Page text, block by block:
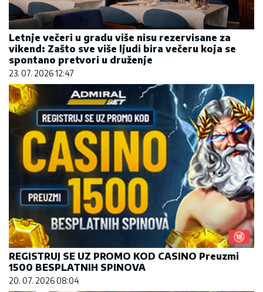
Letnje večeri u gradu više nisu rezervisane za
vikend: Zašto sve više ljudi bira večeru koja se
spontano pretvori u druženje
23. 07. 2026 12:47
REGISTRUJ SE UZ PROMO KOD CASINO Preuzmi
1500 BESPLATNIH SPINOVA
20. 07. 2026 08:04